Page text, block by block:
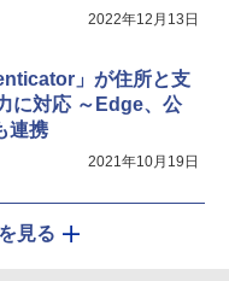
2022年12月13日
」が住所と支
に対応 ～Edge、公
連携
2021年10月19日
見る